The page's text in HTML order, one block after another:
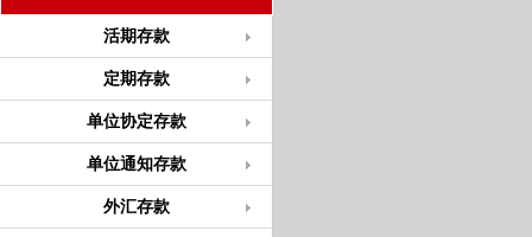
活期存款
定期存款
单位协定存款
单位通知存款
外汇存款